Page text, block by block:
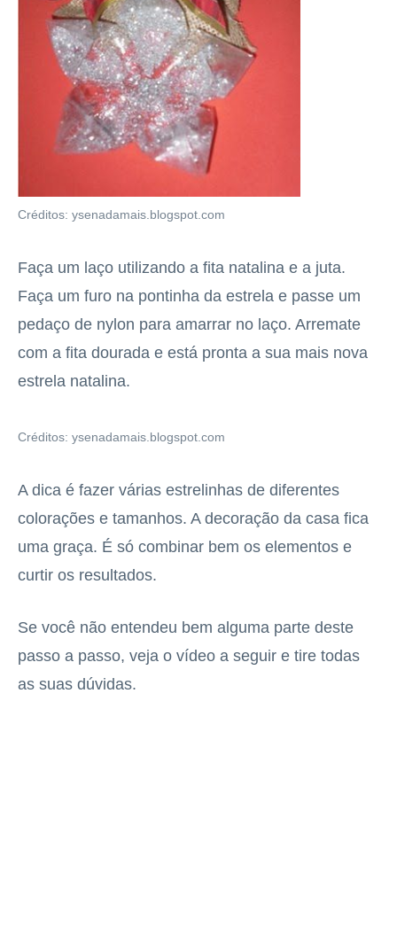
Créditos: ysenadamais.blogspot.com
Faça um laço utilizando a fita natalina e a juta.
Faça um furo na pontinha da estrela e passe um
pedaço de nylon para amarrar no laço. Arremate
com a fita dourada e está pronta a sua mais nova
estrela natalina.
Créditos: ysenadamais.blogspot.com
A dica é fazer várias estrelinhas de diferentes
colorações e tamanhos. A decoração da casa fica
uma graça. É só combinar bem os elementos e
curtir os resultados.
Se você não entendeu bem alguma parte deste
passo a passo, veja o vídeo a seguir e tire todas
as suas dúvidas.